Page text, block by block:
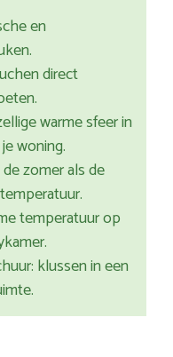
en
direct
warme sfeer in
woning.
zomer als de
temperatuur op
klussen in een